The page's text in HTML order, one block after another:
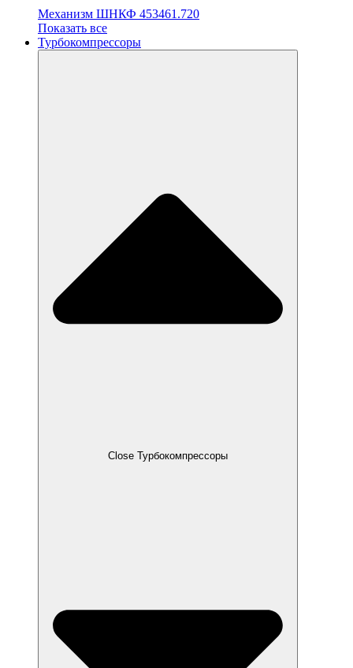
Механизм ШНКФ 453461.720
Показать все
Турбокомпрессоры
Close Турбокомпрессоры